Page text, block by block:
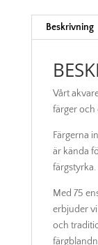
Gold
Ochre
mängd
Beskrivning
Vårt
färger och
Färgerna
är kända
färgstyrka.
Med 75
erbjuder
och